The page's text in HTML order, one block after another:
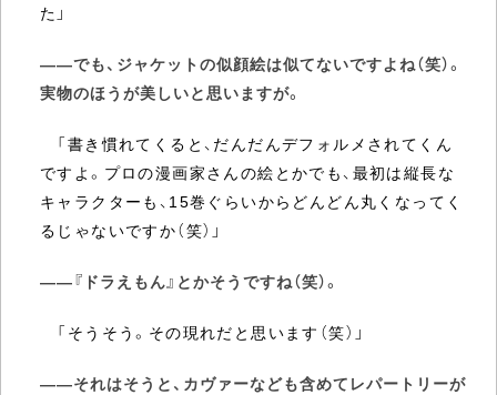
た」
――でも、ジャケットの似顔絵は似てないですよね（笑）。
実物のほうが美しいと思いますが。
「書き慣れてくると、だんだんデフォルメされてくん
ですよ。プロの漫画家さんの絵とかでも、最初は縦長な
キャラクターも、15巻ぐらいからどんどん丸くなってく
るじゃないですか（笑）」
――『ドラえもん』とかそうですね（笑）。
「そうそう。その現れだと思います（笑）」
――それはそうと、カヴァーなども含めてレパートリーが